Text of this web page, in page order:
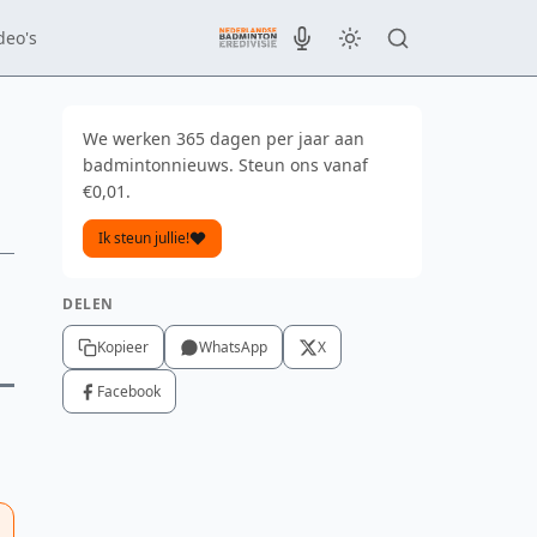
We werken 365 dagen per jaar aan
badmintonnieuws. Steun ons vanaf
€0,01.
Ik steun jullie!
DELEN
Kopieer WhatsApp X
Facebook